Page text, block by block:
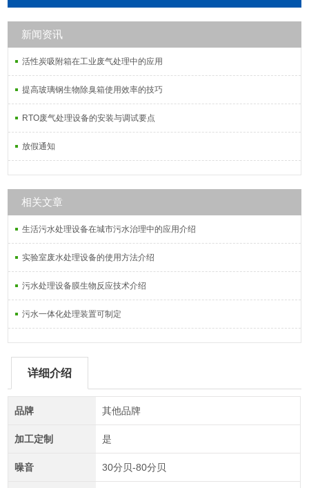
曝气管、曝气头、汽水混合器等设
新闻资讯
活性炭吸附箱在工业废气处理中的应用
提高玻璃钢生物除臭箱使用效率的技巧
RTO废气处理设备的安装与调试要点
放假通知
相关文章
生活污水处理设备在城市污水治理中的应用介绍
实验室废水处理设备的使用方法介绍
污水处理设备膜生物反应技术介绍
污水一体化处理装置可制定
详细介绍
品牌 其他品牌
加工定制 是
噪音 30分贝-80分贝